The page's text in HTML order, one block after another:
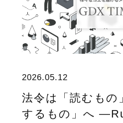
2026.05.12
法令は「読むもの
するもの」へ